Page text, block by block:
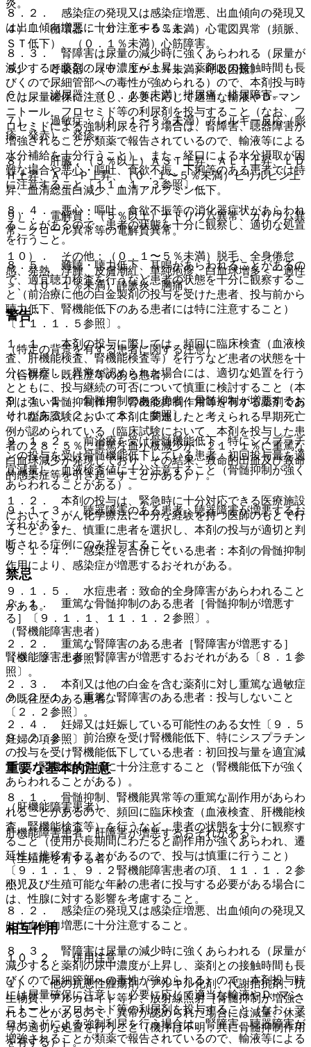
８．２． 感染症の発現又は感染症増悪、出血傾向の発現又
は出血傾向増悪に十分注意すること。
８．３． 腎障害は尿量の減少時に強くあらわれる（尿量が
減少すると薬剤の尿中濃度が上昇し、薬剤との接触時間も長
びくので尿細管部への毒性が強められる）ので、本剤投与時
には尿量確保に注意し、必要に応じて適当な輸液やＤ−マン
ニトール、フロセミド等の利尿剤を投与すること（なお、フ
ロセミドによる強制利尿を行う場合は、腎障害、聴器障害が
増強されることが類薬で報告されているので、輸液等による
水分補給を十分行うこと）、また、経口による水分摂取が困
難な場合や悪心・嘔吐、食欲不振、下痢等のある患者では特
に注意すること〔１１．１．３参照〕。
８．４． 悪心・嘔吐、食欲不振等の消化器症状があらわれ
ることがあるので、患者の状態を十分に観察し、適切な処置
を行うこと。
８．５． 難聴・聴力低下、耳鳴があらわれることがあるの
で、適宜聴力検査を行うなど患者の状態を十分に観察するこ
と（前治療に他の白金製剤の投与を受けた患者、投与前から
聴力低下、腎機能低下のある患者には特に注意すること）
〔１１．１．５参照〕。
（特定の背景を有する患者に関する注意）
（合併症・既往歴等のある患者）
９．１．１． 骨髄抑制のある患者：骨髄抑制が増悪するお
それがある〔２．１、８．１参照〕。
９．１．２． 前治療を受け骨髄機能低下、特にシスプラチ
ンの投与を受け骨髄機能低下している患者：初回投与量を適
宜減量し、血液検査値に十分注意すること（骨髄抑制が強く
あらわれることがある）。
９．１．３． 聴器障害のある患者：聴器障害が増悪するお
それがある。
９．１．４． 感染症を合併している患者：本剤の骨髄抑制
作用により、感染症が増悪するおそれがある。
９．１．５． 水痘患者：致命的全身障害があらわれること
がある。
（腎機能障害患者）
腎機能障害患者：腎障害が増悪するおそれがある〔８．１参
照〕。
９．２．１． 重篤な腎障害のある患者：投与しないこと
〔２．２参照〕。
９．２．２． 前治療を受け腎機能低下、特にシスプラチン
の投与を受け腎機能低下している患者：初回投与量を適宜減
量し、腎機能検査値に十分注意すること（腎機能低下が強く
あらわれることがある）。
（肝機能障害患者）
肝機能障害患者：肝障害が増悪するおそれがある。
（生殖能を有する者）
小児及び生殖可能な年齢の患者に投与する必要がある場合に
は、性腺に対する影響を考慮すること。
相互作用
１０．２． 併用注意：
１）． 他の抗悪性腫瘍剤（アルキル化剤、代謝拮抗剤、抗
生物質、アルカロイド等）、放射線照射［骨髄抑制が増強さ
れることがあるので、異常が認められた場合には減量、休薬
等の適切な処置を行うこと（機序は不明；共に骨髄抑制作用
を有する）］。
炎。
４）． 循環器：（０．１〜５％未満）心電図異常（頻脈、
ＳＴ低下）、（０．１％未満）心筋障害。
５）． 呼吸器：（０．１〜５％未満）呼吸困難。
６）． 泌尿器：（０．１％未満）排尿痛、排尿障害。
７）． 過敏症：（０．１〜５％未満）アレルギー反応（膨
疹、発赤）、発疹。
８）． 肝臓：（５％以上）ＡＳＴ上昇、ＡＬＴ上昇、ＬＤ
Ｈ上昇、Ａｌ−Ｐ上昇、（０．１〜５％未満）ビリルビン上
昇、血清総蛋白減少、血清アルブミン低下。
９）． 電解質：（５％以上）ナトリウム異常、カリウム異
常、クロール異常等の電解質異常。
１０）． その他：（０．１〜５％未満）脱毛、全身倦怠
感、発熱、浮腫、皮膚潮紅、単純疱疹、白血球増多＜一過性
＞、（０．１％未満）静脈炎、胸痛。
警告
１．１． 本剤の投与に際しては、頻回に臨床検査（血液検
査、肝機能検査、腎機能検査等）を行うなど患者の状態を十
分に観察し、異常が認められた場合には、適切な処置を行う
とともに、投与継続の可否について慎重に検討すること（本
剤は強い骨髄抑制作用、腎機能抑制作用等を有する薬剤であ
り、臨床試験において本剤に関連したと考えられる早期死亡
例が認められている（臨床試験において、本剤を投与した患
者の２８．５％に重篤な血小板減少が、２１．１％に重篤な
白血球減少が発現しており、その結果、致命的出血及び致命
的感染症等を引き起こすことがある））。
１．２． 本剤の投与は、緊急時に十分対応できる医療施設
において、がん化学療法に十分な経験を持つ医師のもとで行
うこと。また、慎重に患者を選択し、本剤の投与が適切と判
断される症例にのみ投与すること。
禁忌
２．１． 重篤な骨髄抑制のある患者［骨髄抑制が増悪す
る］〔９．１．１、１１．１．２参照〕。
２．２． 重篤な腎障害のある患者［腎障害が増悪する］
〔９．２．１参照〕。
２．３． 本剤又は他の白金を含む薬剤に対し重篤な過敏症
の既往歴のある患者。
２．４． 妊婦又は妊娠している可能性のある女性〔９．５
妊婦の項参照〕。
重要な基本的注意
８．１． 骨髄抑制、腎機能異常等の重篤な副作用があらわ
れることがあるので、頻回に臨床検査（血液検査、肝機能検
査、腎機能検査等）を行うなど、患者の状態を十分に観察す
ること（使用が長期間にわたると副作用が強くあらわれ、遷
延性に推移することがあるので、投与は慎重に行うこと）
〔９．１．１、９．２腎機能障害患者の項、１１．１．２参
照〕。
８．２． 感染症の発現又は感染症増悪、出血傾向の発現又
は出血傾向増悪に十分注意すること。
８．３． 腎障害は尿量の減少時に強くあらわれる（尿量が
減少すると薬剤の尿中濃度が上昇し、薬剤との接触時間も長
びくので尿細管部への毒性が強められる）ので、本剤投与時
には尿量確保に注意し、必要に応じて適当な輸液やＤ−マン
ニトール、フロセミド等の利尿剤を投与すること（なお、フ
ロセミドによる強制利尿を行う場合は、腎障害、聴器障害が
増強されることが類薬で報告されているので、輸液等による